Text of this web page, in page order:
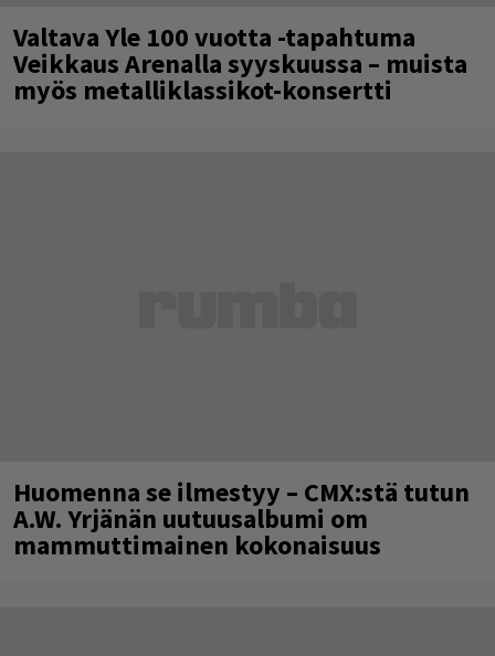
Valtava Yle 100 vuotta -tapahtuma
Veikkaus Arenalla syyskuussa – muista
myös metalliklassikot-konsertti
Huomenna se ilmestyy – CMX:stä tutun
A.W. Yrjänän uutuusalbumi om
mammuttimainen kokonaisuus